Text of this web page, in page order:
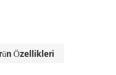
Özellikleri